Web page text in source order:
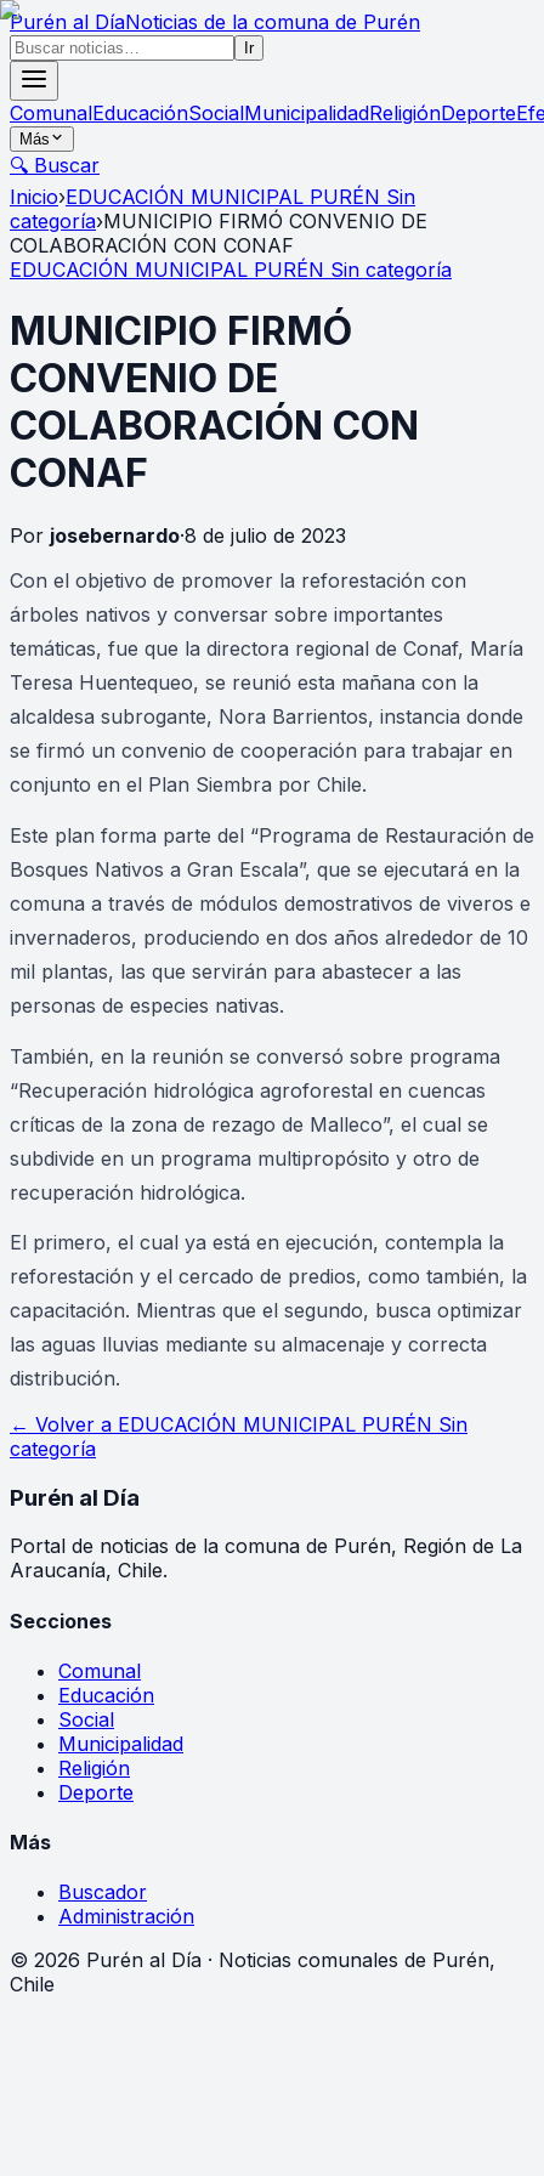
Purén al DíaNoticias de la comuna de Purén
Ir
ComunalEducaciónSocialMunicipalidadReligiónDeporte
Más
🔍 Buscar
Inicio›EDUCACIÓN MUNICIPAL PURÉN Sin
categoría›MUNICIPIO FIRMÓ CONVENIO DE
COLABORACIÓN CON CONAF
EDUCACIÓN MUNICIPAL PURÉN Sin categoría
MUNICIPIO FIRMÓ
CONVENIO DE
COLABORACIÓN CON
CONAF
Por josebernardo·8 de julio de 2023
Con el objetivo de promover la reforestación con
árboles nativos y conversar sobre importantes
temáticas, fue que la directora regional de Conaf, María
Teresa Huentequeo, se reunió esta mañana con la
alcaldesa subrogante, Nora Barrientos, instancia donde
se firmó un convenio de cooperación para trabajar en
conjunto en el Plan Siembra por Chile.
Este plan forma parte del “Programa de Restauración de
Bosques Nativos a Gran Escala”, que se ejecutará en la
comuna a través de módulos demostrativos de viveros e
invernaderos, produciendo en dos años alrededor de 10
mil plantas, las que servirán para abastecer a las
personas de especies nativas.
También, en la reunión se conversó sobre programa
“Recuperación hidrológica agroforestal en cuencas
críticas de la zona de rezago de Malleco”, el cual se
subdivide en un programa multipropósito y otro de
recuperación hidrológica.
El primero, el cual ya está en ejecución, contempla la
reforestación y el cercado de predios, como también, la
capacitación. Mientras que el segundo, busca optimizar
las aguas lluvias mediante su almacenaje y correcta
distribución.
← Volver a EDUCACIÓN MUNICIPAL PURÉN Sin
categoría
Purén al Día
Portal de noticias de la comuna de Purén, Región de La
Araucanía, Chile.
Secciones
Comunal
Educación
Social
Municipalidad
Religión
Deporte
Más
Buscador
Administración
© 2026 Purén al Día · Noticias comunales de Purén,
Chile